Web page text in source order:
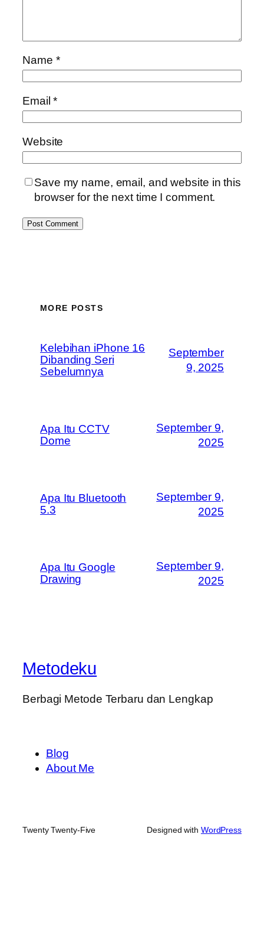
Name *
Email*
Website
Save my name, email, and website in this
browser for the next time I comment.
MORE POSTS
Kelebihan iPhone 16
Dibanding Seri
Sebelumnya
September
9, 2025
Apa Itu CCTV
Dome
September 9,
2025
Apa Itu Bluetooth
5.3
September 9,
2025
Apa Itu Google
Drawing
September 9,
2025
Metodeku
Berbagi Metode Terbaru dan Lengkap
Blog
About Me
Twenty Twenty-Five Designed with WordPress